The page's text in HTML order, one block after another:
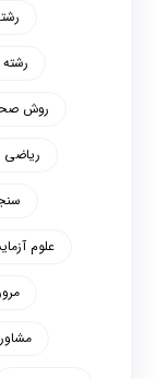
روش
ریاضی
علوم